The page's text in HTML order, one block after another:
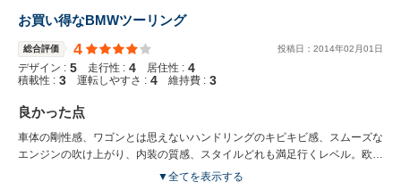
お買い得なBMWツーリング
総合評価 4 投稿日： 2014年02 月01 日
デザイン : 5 走行性 : 4 居住性 : 4
積載性 : 3 運転しやすさ : 4 維持費 : 3
良かった点
車体の剛性感、ワゴンとは思えないハンドリングのキビキビ感、スムーズな
エンジンの吹け上がり、内装の質感、スタイルどれも満足行くレベル。欧州
車らしく高速道路の安定性は抜群です。
▼全てを表示する